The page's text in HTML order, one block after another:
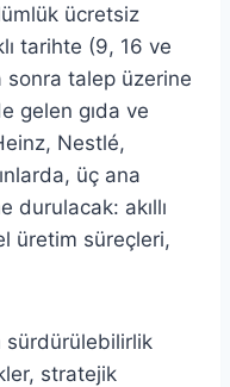
ücretsiz
tarihte (9, 16 ve
sonra talep üzerine
gelen gıda ve
Nestlé,
üç ana
durulacak: akıllı
üretim süreçleri,
sürdürülebilirlik
stratejik